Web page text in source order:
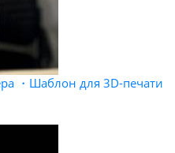
・Шаблон для 3D-печати